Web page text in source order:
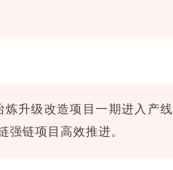
升级改造项目一期进入产线
链项目高效推进。